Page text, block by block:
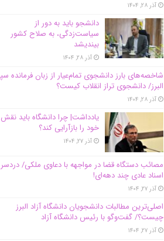
آذر ۲۸, ۱۴۰۴
دانشجو باید به دور از
سیاست‌زدگی، به صلاح کشور
بیندیشد
آذر ۲۸, ۱۴۰۴
شاخصه‌های بارز دانشجوی تمام‌عیار از زبان فرمانده
البرز/ دانشجوی تراز انقلاب کیست؟
آذر ۲۸, ۱۴۰۴
یادداشت| چرا دانشگاه باید نقش
خود را بازآرایی کند؟
آذر ۲۷, ۱۴۰۴
مصائب دستگاه قضا در مواجهه با دعاوی ملکی/ دردسر
اسناد عادی چند‌ دهه‌ای!
آذر ۲۷, ۱۴۰۴
اصلی‌ترین مطالبات دانشجویان دانشگاه آزاد البرز
چیست؟/ گفت‌وگو با رئیس دانشگاه آز‌اد
آذر ۲۷, ۱۴۰۴